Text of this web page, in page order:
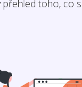
přehled toho, co